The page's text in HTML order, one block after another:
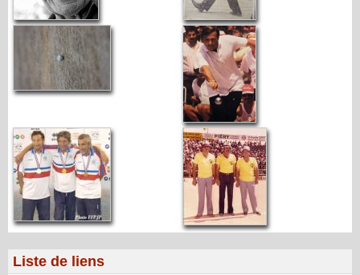
Liste de liens